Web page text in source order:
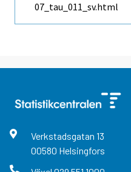
07_tau_011_sv.html
Verkstadsgatan 13
00580 Helsingfors